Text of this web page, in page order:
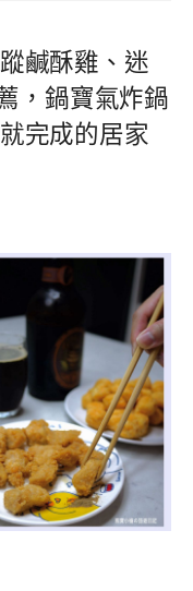
鹹酥雞、迷
，鍋寶氣炸鍋
完成的居家